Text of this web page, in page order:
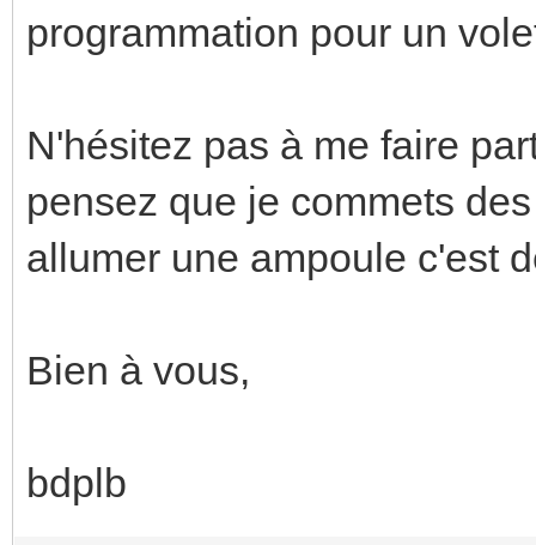
programmation pour un
N'hésitez pas à me faire
pensez que je commets
allumer une ampoule c'est
Bien à vous,
bdplb